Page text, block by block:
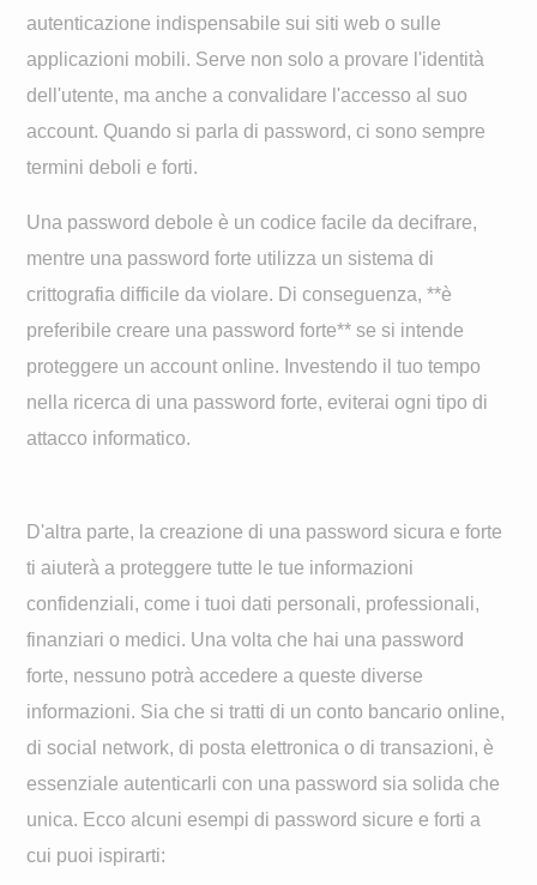
autenticazione indispensabile sui siti web o sulle
applicazioni mobili. Serve non solo a provare l'identità
dell'utente, ma anche a convalidare l'accesso al suo
account. Quando si parla di password, ci sono sempre
termini deboli e forti.
Una password debole è un codice facile da decifrare,
mentre una password forte utilizza un sistema di
crittografia difficile da violare. Di conseguenza, **è
preferibile creare una password forte** se si intende
proteggere un account online. Investendo il tuo tempo
nella ricerca di una password forte, eviterai ogni tipo di
attacco informatico.
D'altra parte, la creazione di una password sicura e forte
ti aiuterà a proteggere tutte le tue informazioni
confidenziali, come i tuoi dati personali, professionali,
finanziari o medici. Una volta che hai una password
forte, nessuno potrà accedere a queste diverse
informazioni. Sia che si tratti di un conto bancario online,
di social network, di posta elettronica o di transazioni, è
essenziale autenticarli con una password sia solida che
unica. Ecco alcuni esempi di password sicure e forti a
cui puoi ispirarti: